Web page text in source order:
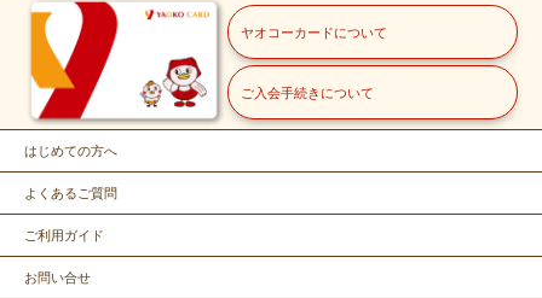
ヤオコーカードについて
ご入会手続きについて
はじめての方へ
よくあるご質問
ご利用ガイド
お問い合せ